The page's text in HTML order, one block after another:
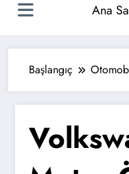
Ana
Başlangıç